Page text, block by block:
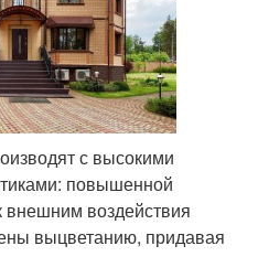
с высокими
повышенной
внешним воздействия
выцветанию, придавая